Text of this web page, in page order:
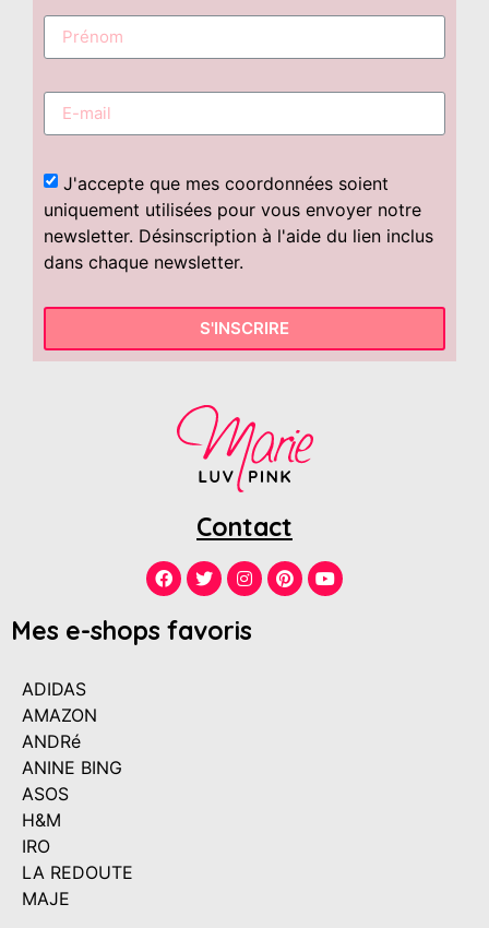
J'accepte que mes coordonnées soient
uniquement utilisées pour vous envoyer notre
newsletter. Désinscription à l'aide du lien inclus
dans chaque newsletter.
S'INSCRIRE
Contact
Mes e-shops favoris
ADIDAS
AMAZON
ANDRé
ANINE BING
ASOS
H&M
IRO
LA REDOUTE
MAJE